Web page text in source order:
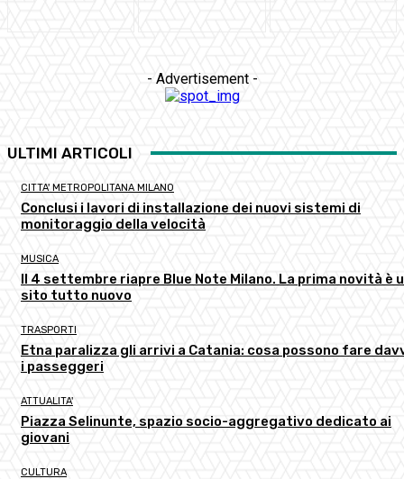
- Advertisement -
ULTIMI ARTICOLI
CITTA' METROPOLITANA MILANO
Conclusi i lavori di installazione dei nuovi sistemi di
monitoraggio della velocità
MUSICA
Il 4 settembre riapre Blue Note Milano. La prima novità è
sito tutto nuovo
TRASPORTI
Etna paralizza gli arrivi a Catania: cosa possono fare
i passeggeri
ATTUALITA'
Piazza Selinunte, spazio socio-aggregativo dedicato ai
giovani
CULTURA